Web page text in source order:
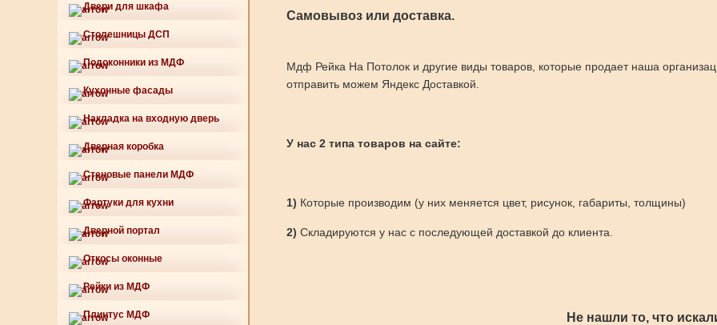
Двери для шкафа
Столешницы ДСП
Подоконники из МДФ
Кухонные фасады
Накладка на входную дверь
Дверная коробка
Стеновые панели МДФ
Фартуки для кухни
Дверной портал
Откосы оконные
Рейки из МДФ
Плинтус МДФ
Самовывоз или доставка.
Мдф Рейка На Потолок и другие виды товаров, которые продает наша
отправить можем Яндекс Доставкой.
У нас 2 типа товаров на сайте:
1) Которые производим (у них меняется цвет, рисунок, габариты, толщины)
2) Складируются у нас с последующей доставкой до клиента.
Не нашли то, что